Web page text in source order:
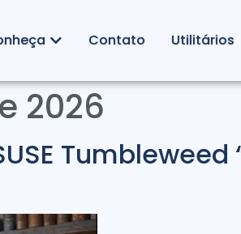
Contato Utilitários
2026